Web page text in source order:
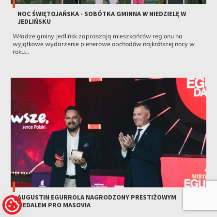
NOC ŚWIĘTOJAŃSKA - SOBÓTKA GMINNA W NIEDZIELĘ W
JEDLIŃSKU
Władze gminy Jedlińsk zapraszają mieszkańców regionu na
wyjątkowe wydarzenie plenerowe obchodów najkrótszej nocy w
roku...
AUGUSTIN EGURROLA NAGRODZONY PRESTIŻOWYM
MEDALEM PRO MASOVIA